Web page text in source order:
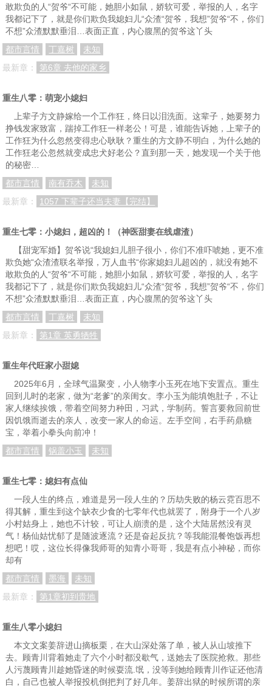
敢欺负的人“贺爷“不可能，她胆小如鼠，娇软可爱，举报的人，名字
我都记下了，就是你们欺负我媳妇儿“众渣“贺爷，我想”贺爷“不，你们
不想”众渣默默垂泪…表面正直，内心腹黑的贺爷这丫头
都市言情
丁嘉树
未知
最新章：
第6章 去他的家乡
重生八零：萌宠小媳妇
上辈子方文静嫁给一个工作狂，终日以泪洗面。这辈子，她要努力
挣钱发家致富，踹掉工作狂一样老公！可是，谁能告诉她，上辈子的
工作狂为什么忽然变得忠心耿耿？重生的方文静不明白，为什么她的
工作狂老公忽然就变成忠犬好老公？直到那一天，她发现一个关于他
的秘密…
都市言情
南有乔木
未知
最新章：
1057 下辈子还当夫妻【完结】
重生七零：小媳妇，超凶的！（神医甜妻在线虐渣）
【甜宠军婚】贺爷说“我媳妇儿胆子很小，你们不准吓唬她，更不准
欺负她“众渣渣联名举报，万人血书“你家媳妇儿超凶的，就没有她不
敢欺负的人“贺爷“不可能，她胆小如鼠，娇软可爱，举报的人，名字
我都记下了，就是你们欺负我媳妇儿“众渣“贺爷，我想”贺爷“不，你们
不想”众渣默默垂泪…表面正直，内心腹黑的贺爷这丫头
都市言情
丁嘉树
未知
最新章：
第1章 英勇牺牲
重生年代旺家小甜媳
2025年6月，全球气温聚变，小人物李小玉死在地下安置点。重生
回到儿时的老家，做为“老爹”的亲闺女。李小玉为能填饱肚子，不让
家人继续挨饿，带着空间努力种田，习武，学制药。誓言要救回前世
因饥饿而逝去的亲人，改变一家人的命运。左手空间，右手药鼎糖
宝，举着小拳头向前冲！
都市言情
锅盖小玉 未知
重生七零：媳妇有点仙
一段人生的终点，难道是另一段人生的？历劫失败的杨云霓百思不
得其解，重生到这个缺衣少食的七零年代也就罢了，附身于一个八岁
小村姑身上，她也不计较，可让人崩溃的是，这个大陆居然没有灵
气！杨仙姑忧郁了是随波逐流？还是奋起反抗？等我能混餐饱饭再想
想吧！哎，这位长得像我师哥的知青小哥哥，我是有点小神秘，而你
却有
都市言情
墨海
未知
最新章：
第1章初到贵地
重生八零小媳妇
本文文案姜辞进山摘板栗，在大山深处落了单，被人从山坡推下
去。顾青川背着她走了六个小时都没歇气，送她去了医院抢救。那些
人污蔑顾青川趁她昏迷的时候耍流.氓，没等到她给顾青川作证还他清
白，自己也被人举报投机倒把判了好几年。姜辞出狱的时候所谓的亲